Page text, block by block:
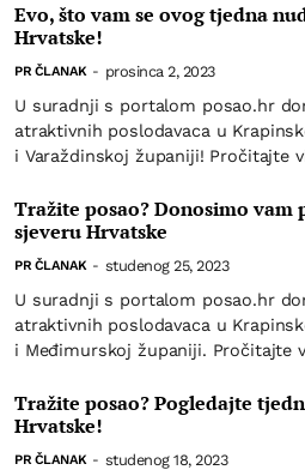
Evo, što vam se ovog tjedna
Hrvatske!
PR ČLANAK - prosinca 2, 2023
U suradnji s portalom posao.hr
atraktivnih poslodavaca u
i Varaždinskoj županiji! Pročitajte
Tražite posao? Donosimo vam
sjeveru Hrvatske
PR ČLANAK - studenog 25, 2023
U suradnji s portalom posao.hr
atraktivnih poslodavaca u
i Međimurskoj županiji. Pročitajte
Tražite posao? Pogledajte
Hrvatske!
PR ČLANAK - studenog 18, 2023